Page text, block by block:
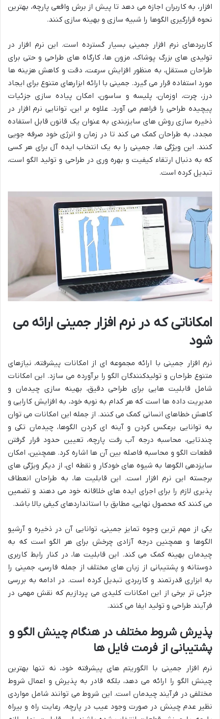
افزار، به کاربران اجازه می دهد تا پیش از برش واقعی پارچه، بهترین
نحوه قرارگیری الگوها را شبیه سازی و بهینه سازی کنند.
کاربردهای نرم افزار جمینی بسیار گسترده است. این نرم افزار در
تولیدی های بزرگ پوشاک، مزون ها، کارگاه های طراحی و حتی برای
طراحان مستقل، به منظور افزایش سرعت، دقت و کاهش هزینه ها
مورد استفاده قرار می گیرد. جمینی با ارائه ابزارهای متنوع برای ایجاد
درز، چرت، اوزمان، پلیسه و ساسون، امکان پیاده سازی جزئیات
پیچیده طراحی را فراهم می آورد. علاوه بر این، توانایی نرم افزار در
ذخیره سازی روش های سایزبندی به عنوان یک قانون قابل استفاده
مجدد، به طراحان کمک می کند تا در زمان و انرژی خود صرفه جویی
کنند. این ویژگی ها، جمینی را به یک انتخاب ایده آل برای هر کسی
که به دنبال ارتقاء کیفیت و بهره وری در طراحی و تولید الگو است،
تبدیل کرده است.
امکاناتی که در نرم افزار جمینی ارائه می
شود
نرم افزار جمینی با ارائه مجموعه ای از امکانات پیشرفته، نیازهای
متنوع طراحان و تولیدکنندگان الگو را برآورده می سازد. این امکانات
شامل قابلیت هایی برای طراحی دقیق، بهینه سازی چیدمان و
مدیریت داده ها است که هر کدام به نوبه خود، به افزایش کارایی و
کاهش خطاهای انسانی کمک می کنند. از جمله این امکانات می توان
به توانایی برعکس کردن و آینه ای کردن الگوها، چیدمان تکی و
چندتایی، محاسبه درجه آب رفت پارچه، تعیین حدود قرار گرفتن
قطعات الگو و محاسبه فاصله بین آن ها اشاره کرد. همچنین، امکان
سایزدهی الگوها به شیوه های خودکار و نقطه ای، از دیگر ویژگی های
برجسته این نرم افزار است. این قابلیت ها، به طراحان انعطاف
پذیری لازم را برای اجرای ایده های خلاقانه خود می دهند و تضمین
می کنند که محصول نهایی، مطابق با استانداردهای کیفی بالا باشد.
یکی از مهم ترین وجوه تمایز جمینی، توانایی آن در ذخیره و آرشیو
الگوها و همچنین درجه آزادی چرخش برای هر الگو است که به
چیدمان بهینه کمک می کند. این قابلیت ها، در کنار رابط کاربری
دوستانه و پشتیبانی از زبان های مختلف از جمله فارسی، جمینی را
به ابزاری قدرتمند و کاربردی تبدیل کرده است. در ادامه به بررسی
جزئی تر برخی از این امکانات کلیدی می پردازیم که نقش مهمی در
فرآیند طراحی و تولید ایفا می کنند.
پذیرش شروط مختلف در هنگام چینش الگو و
پشتیبانی از فرمت فایل ها
نرم افزار جمینی با الگوریتم های پیشرفته خود، نه تنها بهترین
چینش الگو را ارائه می دهد، بلکه قادر به پذیرش و اعمال شروط
مختلفی در فرآیند چیدمان است. این شروط می توانند شامل مواردی
نظیر عدم چینش در صورت وجود عیب در پارچه، رعایت راه و بیراه